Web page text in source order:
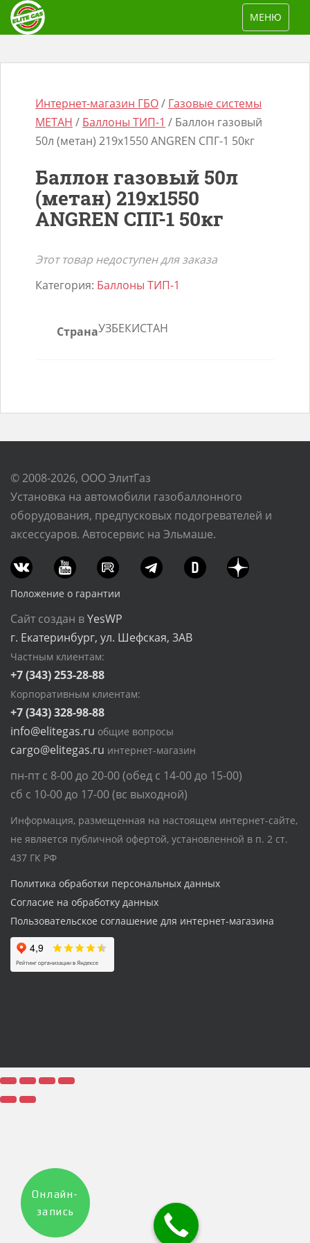
p
TOGGLE
МЕНЮ
Интернет-магазин ГБО/ Газовые системы
МЕТАН / Баллоны ТИП-1 / Баллон газовый
50л (метан) 219х1550 ANGREN СПГ-1 50кг
Баллон газовый 50л
(метан) 219х1550
ANGREN СПГ-1 50кг
Этот товар недоступен для заказа
Категория: Баллоны ТИП-1
СтранаУЗБЕКИСТАН
© 2008-2026, ООО ЭлитГаз
Установка на автомобили газобаллонного
оборудования, предпусковых подогревателей и
аксессуаров. Автосервис на Эльмаше.
Положение о гарантии
Сайт создан вYesWP
г. Екатеринбург, ул. Шефская, 3АВ
Частным клиентам:
+7 (343) 253-28-88
Корпоративным клиентам:
+7 (343) 328-98-88
info@elitegas.ru общие вопросы
cargo@elitegas.ru интернет-магазин
пн-пт с 8-00 до 20-00 (обед с 14-00 до 15-00)
сб с 10-00 до 17-00 (вс выходной)
Информация, размещенная на настоящем интернет-сайте,
не является публичной офертой, установленной в п. 2 ст.
437 ГК РФ
Политика обработки персональных данных
Согласие на обработку данных
Пользовательское соглашение для интернет-магазина
Онлайн-
запись